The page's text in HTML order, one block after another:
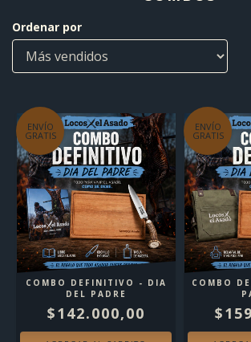
Ordenar por
ENVÍO
GRATIS
COMBO DEFINITIVO - DIA
DEL PADRE
$142.000,00
ENVÍO
GRATIS
COMBO